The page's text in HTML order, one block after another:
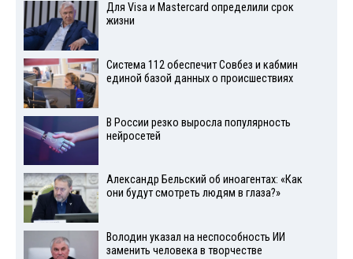
Для Visа и Mastercard определили срок
жизни
Система 112 обеспечит Совбез и кабмин
единой базой данных о происшествиях
В России резко выросла популярность
нейросетей
Александр Бельский об иноагентах: «Как
они будут смотреть людям в глаза?»
Володин указал на неспособность ИИ
заменить человека в творчестве